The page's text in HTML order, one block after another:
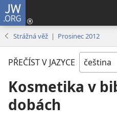
JW.ORG
Strážná věž | Prosinec 2012
PŘEČÍST V JAZYCE
Kosmetika v
dobách